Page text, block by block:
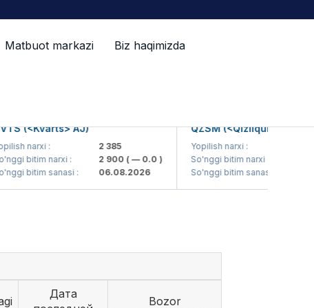
Matbuot markazi Biz haqimizda
(<Kvarts> AJ)
narxi :
2 385
bitim narxi :
2 900( — 0.0 )
bitim sanasi :
06.08.2026
QZSM (<Qizilqumsement>
Yopilish narxi :
So'nggi bitim narxi :
So'nggi bitim sanasi :
Дата
Bozor